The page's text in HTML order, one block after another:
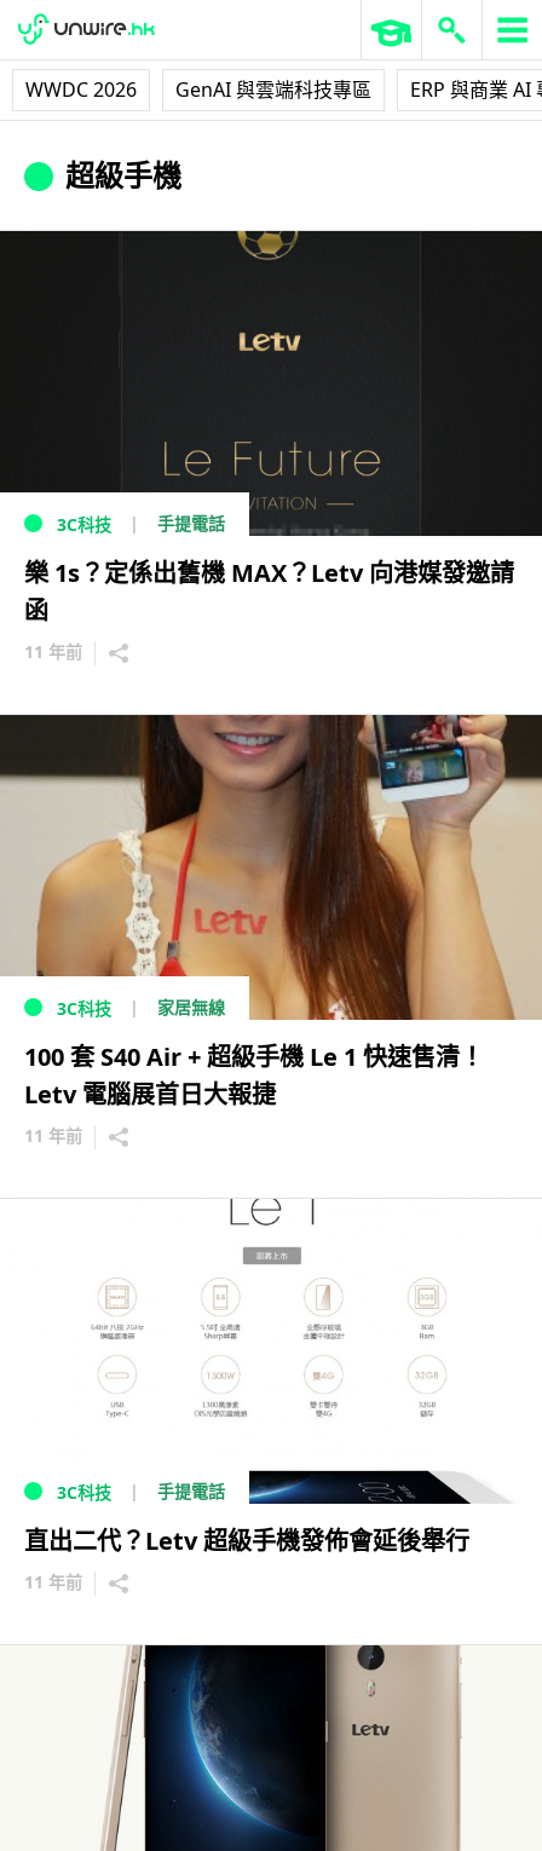
WWDC 2026 GenAI 與雲端科技專區 ERP 與商業 AI
超級手機
3C科技 手提電話
樂 1s？定係出舊機 MAX？Letv 向港媒發邀請
函
11 年前
3C科技 家居無線
100 套 S40 Air + 超級手機 Le 1 快速售清！
Letv 電腦展首日大報捷
11 年前
3C科技 手提電話
直出二代？Letv 超級手機發佈會延後舉行
11 年前